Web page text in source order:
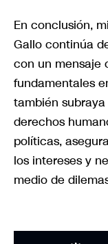
En conclusión,
Gallo continúa
con un mensaje
fundamentales
también
derechos
políticas,
los intereses y
medio de